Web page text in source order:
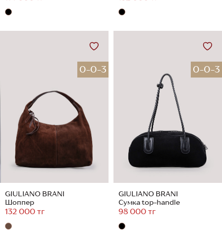
0-0-3
GIULIANO BRANI
Шоппер
132 000 тг
0-0-3
GIULIANO BRANI
Сумка top-handle
98 000 тг